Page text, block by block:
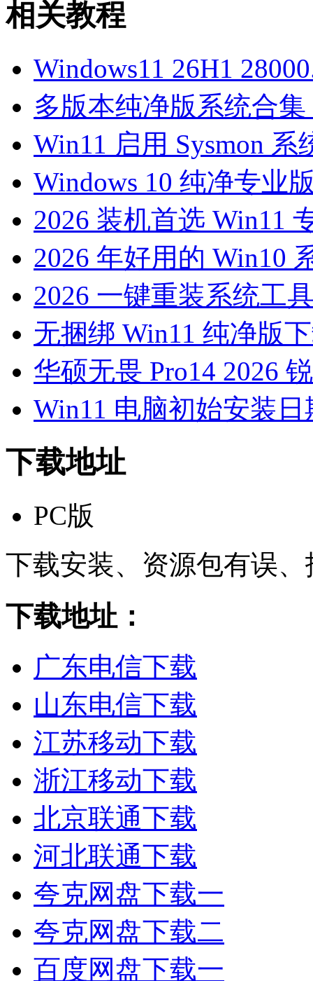
相关教程
Windows11 26H1
多版本纯净版系统合
Win11 启用 Sysmon
Windows 10 纯净专业
2026 装机首选 Win11
2026 年好用的 Win10
2026 一键重装系统工
无捆绑 Win11 纯净版
华硕无畏 Pro14 2026
Win11 电脑初始安装
下载地址
PC版
下载安装、资源包有误
下载地址：
广东电信下载
山东电信下载
江苏移动下载
浙江移动下载
北京联通下载
河北联通下载
夸克网盘下载一
夸克网盘下载二
百度网盘下载一